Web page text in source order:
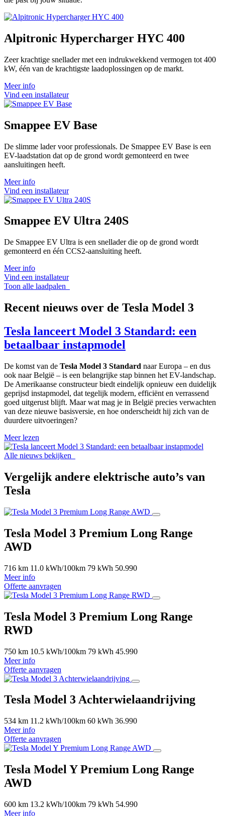
Alpitronic Hypercharger HYC 400
Zeer krachtige snellader met een indrukwekkend vermogen tot 400
kW, één van de krachtigste laadoplossingen op de markt.
Meer info
Vind een installateur
Smappee EV Base
De slimme lader voor professionals. De Smappee EV Base is een
EV-laadstation dat op de grond wordt gemonteerd en twee
aansluitingen heeft.
Meer info
Vind een installateur
Smappee EV Ultra 240S
De Smappee EV Ultra is een snellader die op de grond wordt
gemonteerd en één CCS2-aansluiting heeft.
Meer info
Vind een installateur
Toon alle laadpalen
Recent nieuws over de Tesla Model 3
Tesla lanceert Model 3 Standard: een
betaalbaar instapmodel
De komst van de Tesla Model 3 Standard naar Europa – en dus
ook naar België – is een belangrijke stap binnen het EV-landschap.
De Amerikaanse constructeur biedt eindelijk opnieuw een duidelijk
geprijsd instapmodel, dat tegelijk modern, efficiënt en verrassend
goed uitgerust blijft. Maar wat mag je in België precies verwachten
van deze nieuwe basisversie, en hoe onderscheidt hij zich van de
duurdere uitvoeringen?
Meer lezen
Alle nieuws bekijken
Vergelijk andere elektrische auto’s van
Tesla
Tesla Model 3 Premium Long Range
AWD
716 km 11.0 kWh/100km 79 kWh 50.990
Meer info
Offerte aanvragen
Tesla Model 3 Premium Long Range
RWD
750 km 10.5 kWh/100km 79 kWh 45.990
Meer info
Offerte aanvragen
Tesla Model 3 Achterwielaandrijving
534 km 11.2 kWh/100km 60 kWh 36.990
Meer info
Offerte aanvragen
Tesla Model Y Premium Long Range
AWD
600 km 13.2 kWh/100km 79 kWh 54.990
Meer info